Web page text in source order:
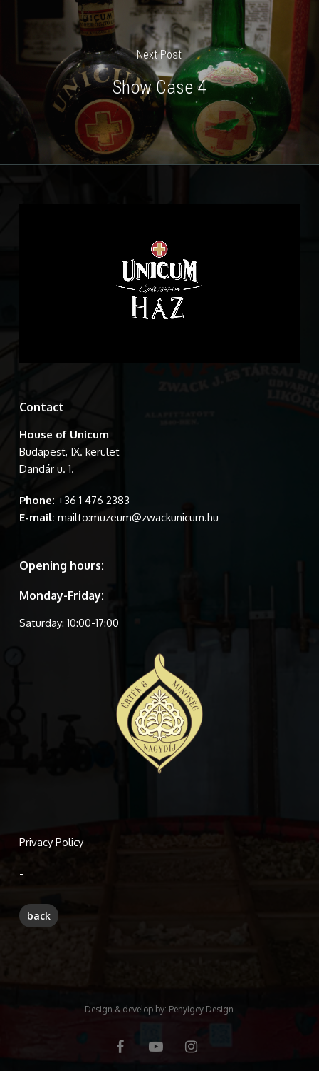
Next Post
Show Case 4
Contact
House of Unicum
Budapest, IX. kerület
Dandár u. 1.
Phone: +36 1 476 2383
E-mail: mailto:muzeum@zwackunicum.hu
Opening hours:
Monday-Friday:
Saturday: 10:00-17:00
Privacy Policy
-
Design & develop by: Penyigey Design
facebookyoutube instagram